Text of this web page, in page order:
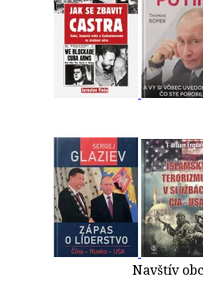
Navštív